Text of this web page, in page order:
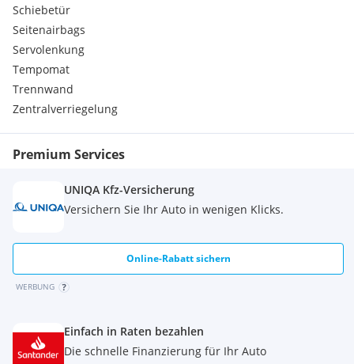
Schiebetür
Seitenairbags
Servolenkung
Tempomat
Trennwand
Zentralverriegelung
Premium Services
UNIQA Kfz-Versicherung
Versichern Sie Ihr Auto in wenigen Klicks.
Online-Rabatt sichern
WERBUNG
Einfach in Raten bezahlen
Die schnelle Finanzierung für Ihr Auto